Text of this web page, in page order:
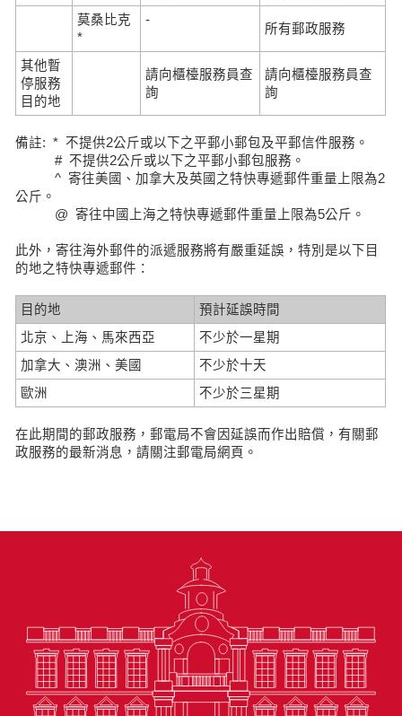
莫桑比克
*
-
所有郵政服務
其他暫
停服務
目的地
請向櫃檯服務員查
詢
請向櫃檯服務員查
詢
備註: * 不提供2公斤或以下之平郵小郵包及平郵信件服務。
# 不提供2公斤或以下之平郵小郵包服務。
^ 寄往美國、加拿大及英國之特快專遞郵件重量上限為2
公斤。
@ 寄往中國上海之特快專遞郵件重量上限為5公斤。
此外，寄往海外郵件的派遞服務將有嚴重延誤，特別是以下目
的地之特快專遞郵件：
目的地
預計延誤時間
北京、上海、馬來西亞
不少於一星期
加拿大、澳洲、美國
不少於十天
歐洲
不少於三星期
在此期間的郵政服務，郵電局不會因延誤而作出賠償，有關郵
政服務的最新消息，請關注郵電局網頁。